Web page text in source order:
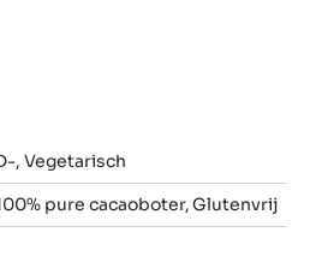
Vegetarisch
pure cacaoboter Glutenvrij